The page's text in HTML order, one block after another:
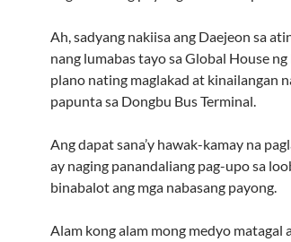
Ah, sadyang nakiisa ang Daejeon sa
nang lumabas tayo sa Global House
plano nating maglakad at kinailangan
papunta sa Dongbu Bus Terminal.
Ang dapat sana’y hawak-kamay na
ay naging panandaliang pag-upo sa
binabalot ang mga nabasang payong.
Alam kong alam mong medyo matagal